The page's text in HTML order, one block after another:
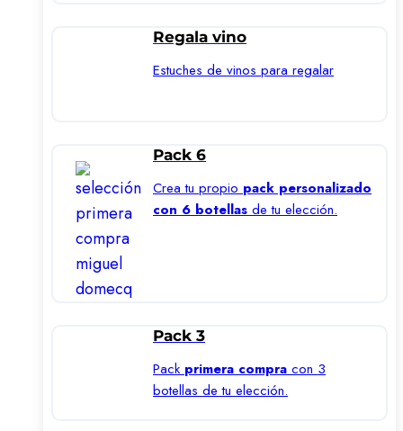
Regala vino
Estuches de vinos para regalar
Pack 6
Crea tu propio pack personalizado
con 6 botellas de tu elección.
Pack 3
Pack primera compra con 3
botellas de tu elección.